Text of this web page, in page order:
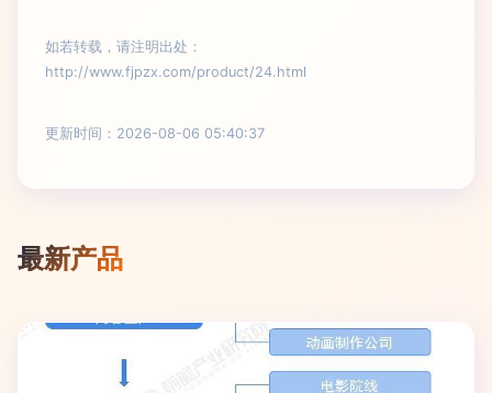
如若转载，请注明出处：
http://www.fjpzx.com/product/24.html
更新时间：2026-08-06 05:40:37
最新产品